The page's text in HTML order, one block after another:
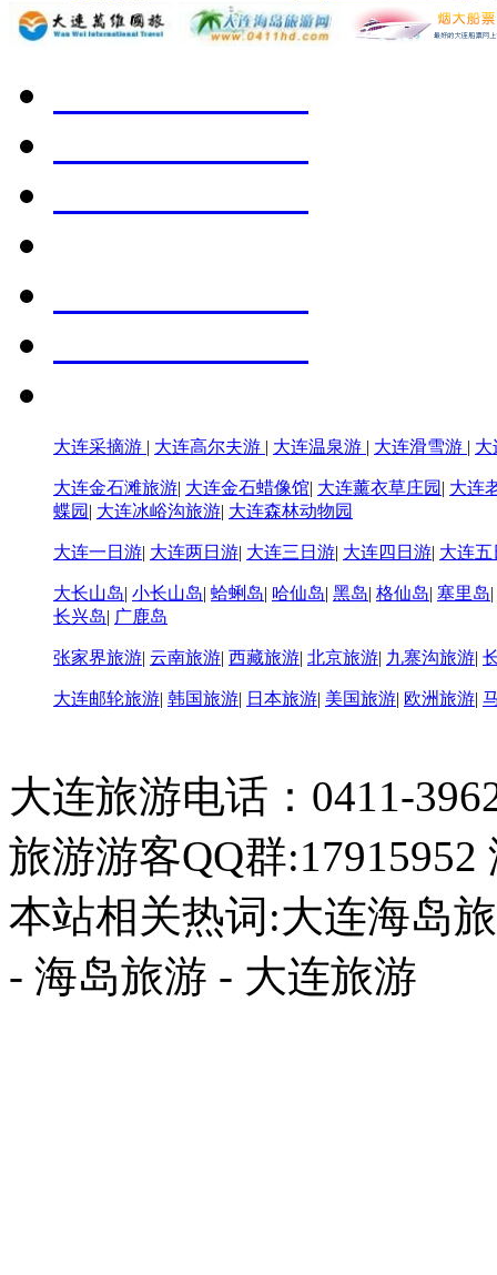
大连采摘游 | 大连高尔夫游 | 大连温泉游 | 大连滑雪游 |
大连金石滩旅游| 大连金石蜡像馆| 大连薰衣草庄园 | 大连
蝶园 | 大连冰峪沟旅游| 大连森林动物园
大连一日游| 大连两日游| 大连三日游| 大连四日游| 大连五
大长山岛| 小长山岛| 蛤蜊岛| 哈仙岛| 黑岛| 格仙岛| 塞里岛|
长兴岛| 广鹿岛
张家界旅游| 云南旅游| 西藏旅游| 北京旅游| 九寨沟旅游|
大连邮轮旅游| 韩国旅游| 日本旅游| 美国旅游| 欧洲旅游|
大连旅游电话：0411-
旅游游客QQ群
本站相关热词:大连海岛
- 海岛旅游 - 大连旅游